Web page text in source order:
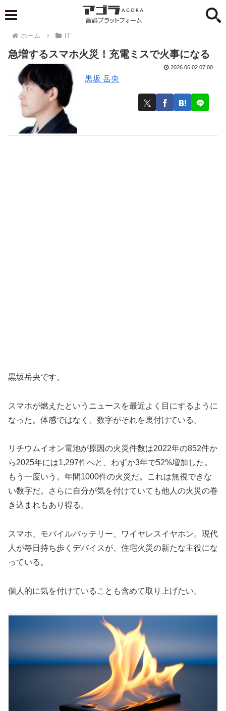
ホーム IT
急増するスマホ火災！充電ミスで火事になる
黒坂 岳央
2026.06.02 07:00
黒坂岳央です。
スマホが燃えたというニュースを最近よく目にするように
なった。体感ではなく、数字がそれを裏付けている。
リチウムイオン電池が原因の火災件数は2022年の852件か
ら2025年には1,297件へと、わずか3年で52%増加した。
もう一度いう。年間1000件の火災だ。これは無視できな
い数字だ。さらに自分が気を付けていても他人の火災の巻
き込まれもあり得る。
スマホ、モバイルバッテリー、ワイヤレスイヤホン。現代
人が毎日持ち歩くデバイスが、住宅火災の新たな主役にな
っている。
個人的に気を付けていることも含めて取り上げたい。